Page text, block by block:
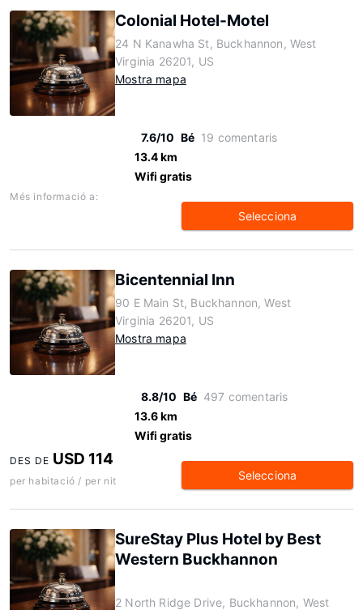
Colonial Hotel-Motel
24 N Kanawha St, Buckhannon, West
Virginia 26201, US
Mostra mapa
7.6/10 Bé 19 comentaris
13.4 km
Wifi gratis
Més informació a:
Selecciona
Bicentennial Inn
90 E Main St, Buckhannon, West
Virginia 26201, US
Mostra mapa
8.8/10 Bé 497 comentaris
13.6 km
Wifi gratis
DES DE USD 114
per habitació / per nit Selecciona
SureStay Plus Hotel by Best
Western Buckhannon
2 North Ridge Drive, Buckhannon, West